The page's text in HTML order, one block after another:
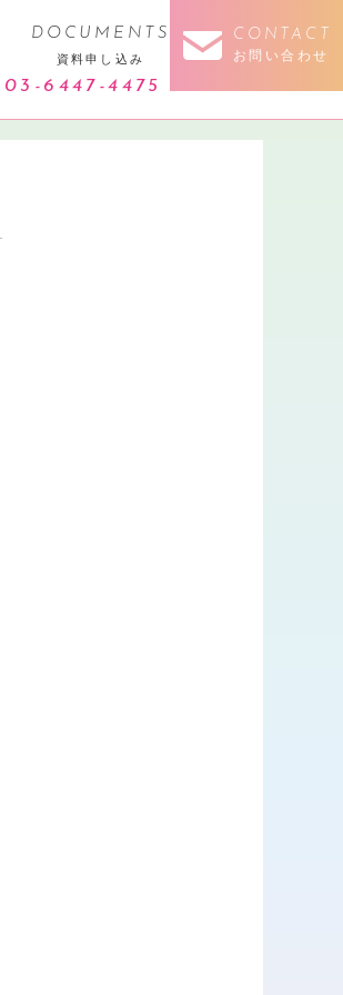
CONTACT
お問い合わせ
DOCUMENTS
資料申し込み
03-6447-4475